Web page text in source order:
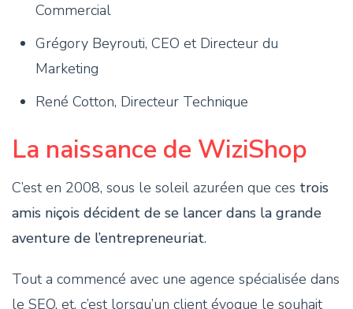
Commercial
Grégory Beyrouti, CEO et Directeur du
Marketing
René Cotton, Directeur Technique
La naissance de WiziShop
C’est en 2008, sous le soleil azuréen que ces trois
amis niçois décident de se lancer dans la grande
aventure de l’entrepreneuriat.
Tout a commencé avec une agence spécialisée dans
le SEO, et, c’est lorsqu’un client évoque le souhait